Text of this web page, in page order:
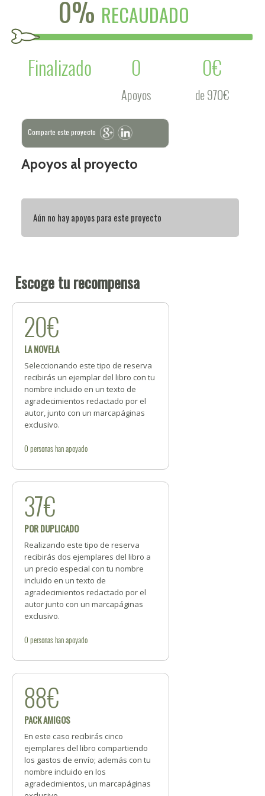
0% RECAUDADO
Finalizado
0
Apoyos
0€
de 970€
Comparte este proyecto
Apoyos al proyecto
Aún no hay apoyos para este proyecto
Escoge tu recompensa
20€
LA NOVELA
Seleccionando este tipo de reserva
recibirás un ejemplar del libro con tu
nombre incluido en un texto de
agradecimientos redactado por el
autor, junto con un marcapáginas
exclusivo.
0 personashan apoyado
37€
POR DUPLICADO
Realizando este tipo de reserva
recibirás dos ejemplares del libro a
un precio especial con tu nombre
incluido en un texto de
agradecimientos redactado por el
autor junto con un marcapáginas
exclusivo.
0 personashan apoyado
88€
PACK AMIGOS
En este caso recibirás cinco
ejemplares del libro compartiendo
los gastos de envío; además con tu
nombre incluido en los
agradecimientos, un marcapáginas